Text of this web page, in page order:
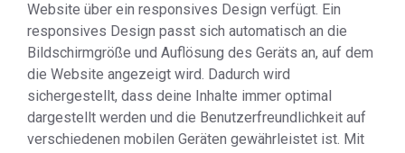
Website über ein responsives Design verfügt. Ein
responsives Design passt sich automatisch an die
Bildschirmgröße und Auflösung des Geräts an, auf dem
die Website angezeigt wird. Dadurch wird
sichergestellt, dass deine Inhalte immer optimal
dargestellt werden und die Benutzerfreundlichkeit auf
verschiedenen mobilen Geräten gewährleistet ist. Mit